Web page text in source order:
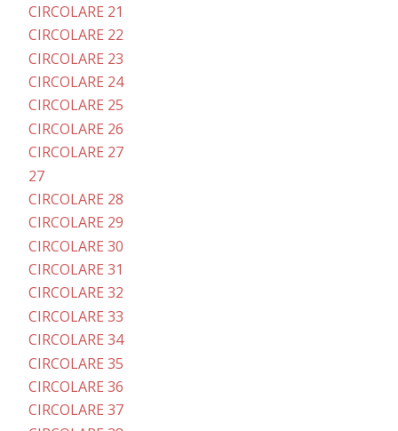
CIRCOLARE 21
CIRCOLARE 22
CIRCOLARE 23
CIRCOLARE 24
CIRCOLARE 25
CIRCOLARE 26
CIRCOLARE 27
27
CIRCOLARE 28
CIRCOLARE 29
CIRCOLARE 30
CIRCOLARE 31
CIRCOLARE 32
CIRCOLARE 33
CIRCOLARE 34
CIRCOLARE 35
CIRCOLARE 36
CIRCOLARE 37